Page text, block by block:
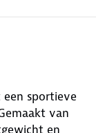
sportieve
van
en